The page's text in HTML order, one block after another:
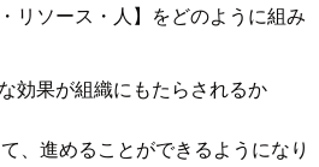
リソース・人】をどのように組み
効果が組織にもたらされるか
、進めることができるようになり